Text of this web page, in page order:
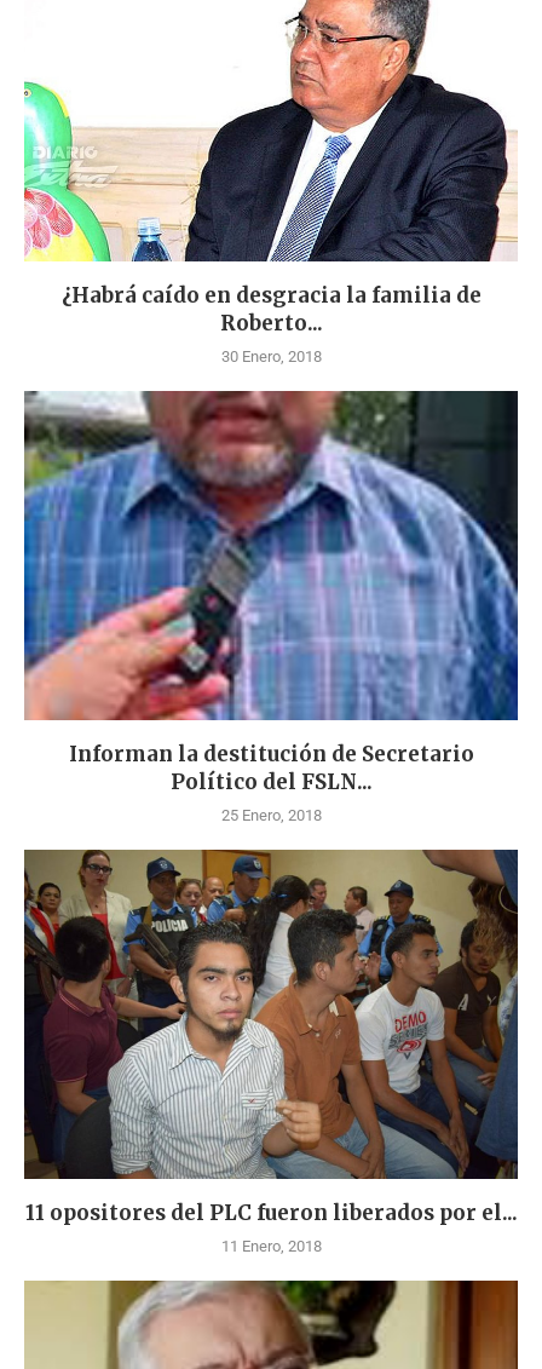
¿Habrá caído en desgracia la familia de
Roberto...
30 Enero, 2018
Informan la destitución de Secretario
Político del FSLN...
25 Enero, 2018
11 opositores del PLC fueron liberados por el...
11 Enero, 2018